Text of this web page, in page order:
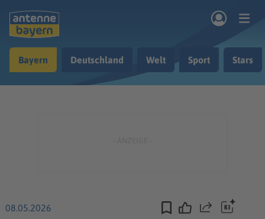
Musik & Radio
Bayern Deutschland Welt Sport Stars
08.05.2026 Teilen